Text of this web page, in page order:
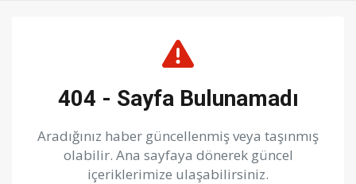
404 - Sayfa Bulunamadı
Aradığınız haber güncellenmiş veya taşınmış
olabilir. Ana sayfaya dönerek güncel
içeriklerimize ulaşabilirsiniz.